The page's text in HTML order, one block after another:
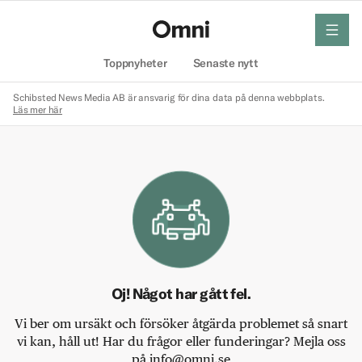
Toppnyheter Senaste nytt
meny
Schibsted News Media AB är ansvarig för dina data på denna webbplats.
Läs mer här
Oj! Något har gått fel.
Vi ber om ursäkt och försöker åtgärda problemet så snart
vi kan, håll ut! Har du frågor eller funderingar? Mejla oss